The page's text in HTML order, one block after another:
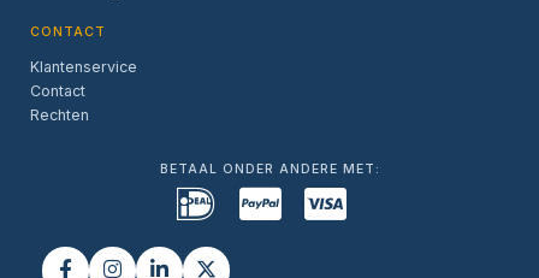
CONTACT
Klantenservice
Contact
Rechten
BETAAL ONDER ANDERE MET: